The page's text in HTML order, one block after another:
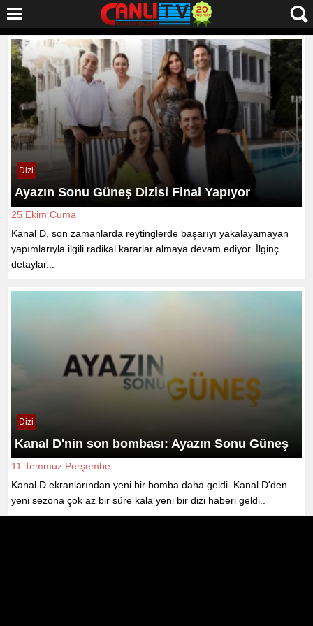
Dizi
Ayazın Sonu Güneş Dizisi Final Yapıyor
25 Ekim Cuma
Kanal D, son zamanlarda reytinglerde başarıyı yakalayamayan
yapımlarıyla ilgili radikal kararlar almaya devam ediyor. İlginç
detaylar...
Dizi
Kanal D'nin son bombası: Ayazın Sonu Güneş
11 Temmuz Perşembe
Kanal D ekranlarından yeni bir bomba daha geldi. Kanal D'den
yeni sezona çok az bir süre kala yeni bir dizi haberi geldi..